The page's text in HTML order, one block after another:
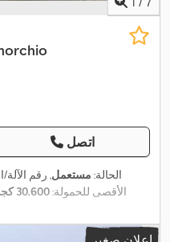
اتصل
الحالة: مستعمل, رقم الآلة/
الأقصى للحمولة:30.600 كجم
, طول مساحة التحميل:13.650